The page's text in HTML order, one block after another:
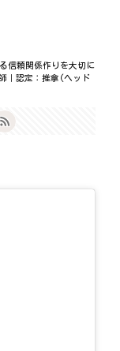
信頼関係作りを大切に
｜認定：推拿(ヘッド